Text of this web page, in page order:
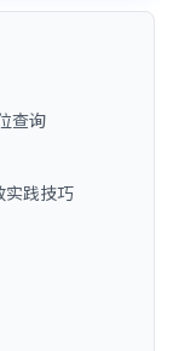
查询
实践技巧